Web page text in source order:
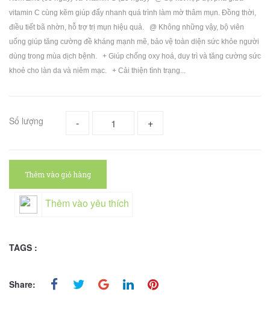
vitamin C cùng kẽm giúp đẩy nhanh quá trình làm mờ thâm mụn. Đồng thời,
điều tiết bã nhờn, hỗ trợ trị mụn hiệu quả. @ Không những vậy, bộ viên
uống giúp tăng cường đề kháng mạnh mẽ, bảo vệ toàn diện sức khỏe người
dùng trong mùa dịch bệnh. + Giúp chống oxy hoá, duy trì và tăng cường sức
khoẻ cho làn da và niêm mạc. + Cải thiện tình trạng...
Số lượng - +
Thêm vào giỏ hàng
Thêm vào yêu thích
TAGS :
Share: